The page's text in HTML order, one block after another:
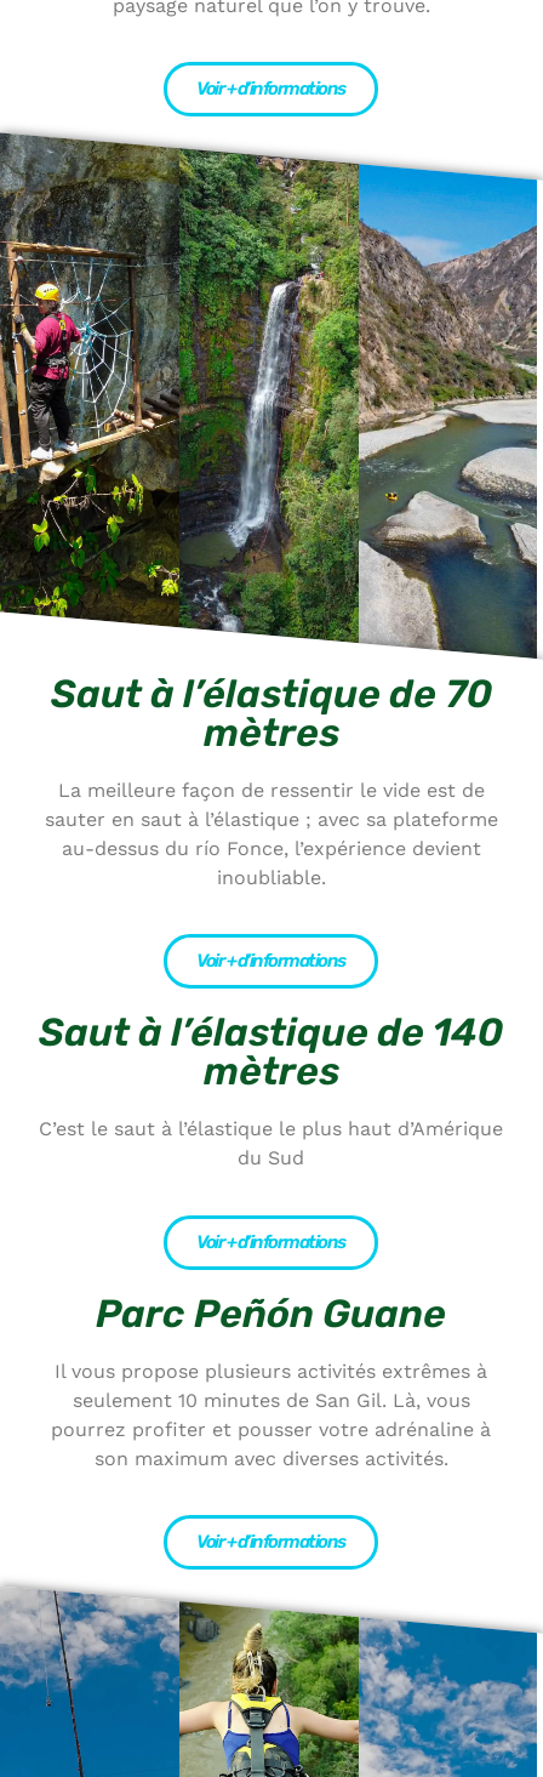
paysage naturel que l’on y trouve.
Voir + d’informations
Saut à l’élastique de 70
mètres
La meilleure façon de ressentir le vide est de
sauter en saut à l’élastique ; avec sa plateforme
au-dessus du río Fonce, l’expérience devient
inoubliable.
Voir + d’informations
Saut à l’élastique de 140
mètres
C’est le saut à l’élastique le plus haut d’Amérique
du Sud
Voir + d’informations
Parc Peñón Guane
Il vous propose plusieurs activités extrêmes à
seulement 10 minutes de San Gil. Là, vous
pourrez profiter et pousser votre adrénaline à
son maximum avec diverses activités.
Voir + d’informations